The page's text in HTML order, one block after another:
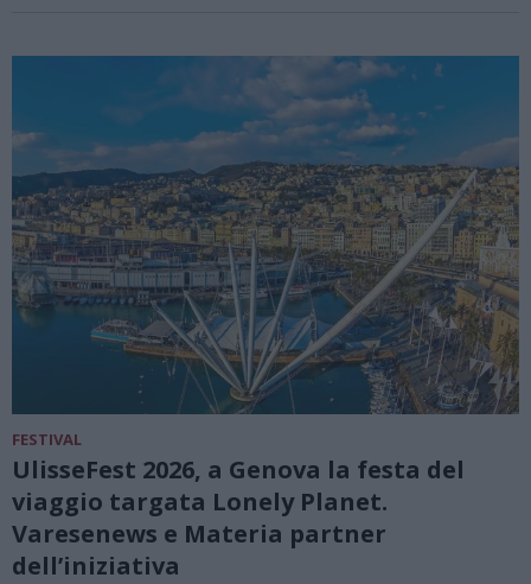
FESTIVAL
UlisseFest 2026, a Genova la festa del
viaggio targata Lonely Planet.
Varesenews e Materia partner
dell’iniziativa